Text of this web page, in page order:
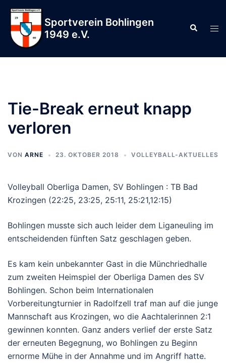
Zum
Inhalt
springen
Sportverein Bohlingen
1949 e.V.
Suche
Tie-Break erneut knapp
verloren
VON ARNE 23. OKTOBER 2018 VOLLEYBALL-AKTUELLES
Volleyball Oberliga Damen, SV Bohlingen : TB Bad
Krozingen (22:25, 23:25, 25:11, 25:21,12:15)
Bohlingen musste sich auch leider dem Liganeuling im
entscheidenden fünften Satz geschlagen geben.
Es kam kein unbekannter Gast in die Münchriedhalle
zum zweiten Heimspiel der Oberliga Damen des SV
Bohlingen. Schon beim Internationalen
Vorbereitungturnier in Radolfzell traf man auf die junge
Mannschaft aus Krozingen, wo die Aachtalerinnen 2:1
gewinnen konnten. Ganz anders verlief der erste Satz
der erneuten Begegnung, wo Bohlingen zu Beginn
ernorme Mühe in der Annahme und im Angriff hatte.